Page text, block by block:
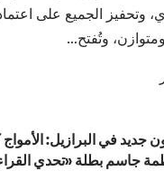
وتحفيز الجميع على
وتُفتح…
جديد في البرازيل:
جاسم بطلة «تحدي